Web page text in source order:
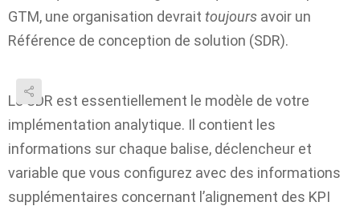
GTM, une organisation devrait toujours avoir un
Référence de conception de solution (SDR).
Le SDR est essentiellement le modèle de votre
implémentation analytique. Il contient les
informations sur chaque balise, déclencheur et
variable que vous configurez avec des informations
supplémentaires concernant l’alignement des KPI